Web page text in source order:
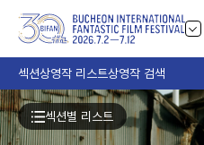
섹션상영작 리스트상영작 검색
섹션별 리스트